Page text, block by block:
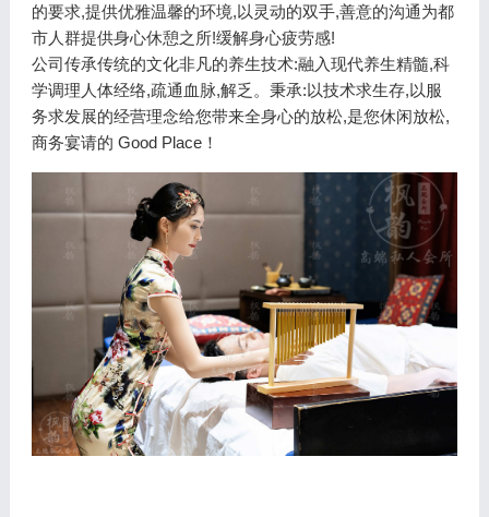
的要求,提供优雅温馨的环境,以灵动的双手,善意的沟通为都
市人群提供身心休憩之所!缓解身心疲劳感!
公司传承传统的文化非凡的养生技术:融入现代养生精髓,科
学调理人体经络,疏通血脉,解乏。秉承:以技术求生存,以服
务求发展的经营理念给您带来全身心的放松,是您休闲放松,
商务宴请的 Good Place！